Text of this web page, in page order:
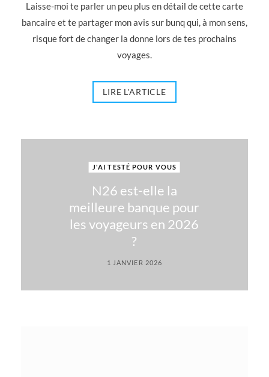
Laisse-moi te parler un peu plus en détail de cette carte
bancaire et te partager mon avis sur bunq qui, à mon sens,
risque fort de changer la donne lors de tes prochains
voyages.
LIRE L'ARTICLE
J'AI TESTÉ POUR VOUS
N26 est-elle la
meilleure banque pour
les voyageurs en 2026
?
1 JANVIER 2026